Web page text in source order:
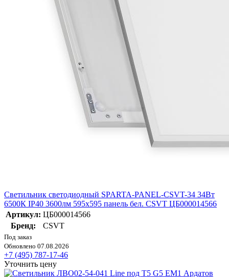
Светильник светодиодный SPARTA-PANEL-CSVT-34 34Вт
6500К IP40 3600лм 595х595 панель бел. CSVT ЦБ000014566
Артикул: ЦБ000014566
Бренд:
CSVT
Под заказ
Обновлено 07.08.2026
+7 (495) 787-17-46
Уточнить цену